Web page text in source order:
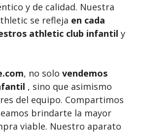
y de calidad. Nuestra
se refleja en cada
athletic club infantil y
, no solo vendemos
, sino que asimismo
del equipo. Compartimos
brindarte la mayor
viable. Nuestro aparato